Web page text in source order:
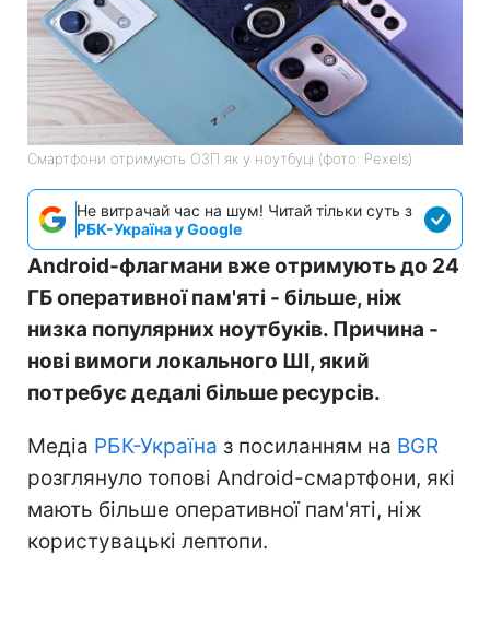
Смартфони отримують ОЗП як у ноутбуці (фото: Pexels)
Не витрачай час на шум! Читай тільки суть з
РБК-Україна у Google
Android-флагмани вже отримують до 24
ГБ оперативної пам'яті - більше, ніж
низка популярних ноутбуків. Причина -
нові вимоги локального ШІ, який
потребує дедалі більше ресурсів.
Медіа РБК-Україна з посиланням на BGR
розглянуло топові Android-смартфони, які
мають більше оперативної пам'яті, ніж
користувацькі лептопи.